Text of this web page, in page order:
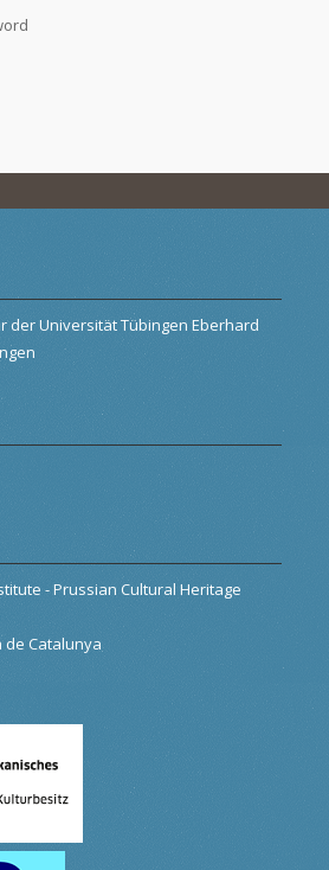
der Universität Tübingen Eberhard
- Prussian Cultural Heritage
Catalunya